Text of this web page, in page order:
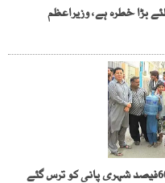
بڑا خطرہ ہے، وزیراعظم